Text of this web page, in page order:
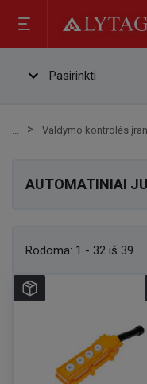
Pasirinkti
Valdymo kontrolės
AUTOMATINIAI
Rodoma: 1 - 32 iš 39